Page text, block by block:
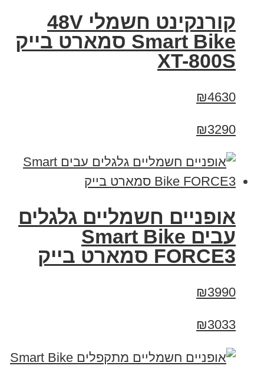
קורנקינט חשמלי 48V
Smart Bike סמארט בייק
XT-800S
₪4630
₪3290
אופניים חשמליים גלגלים
עבים Smart Bike
FORCE3 סמארט בייק
₪3990
₪3033